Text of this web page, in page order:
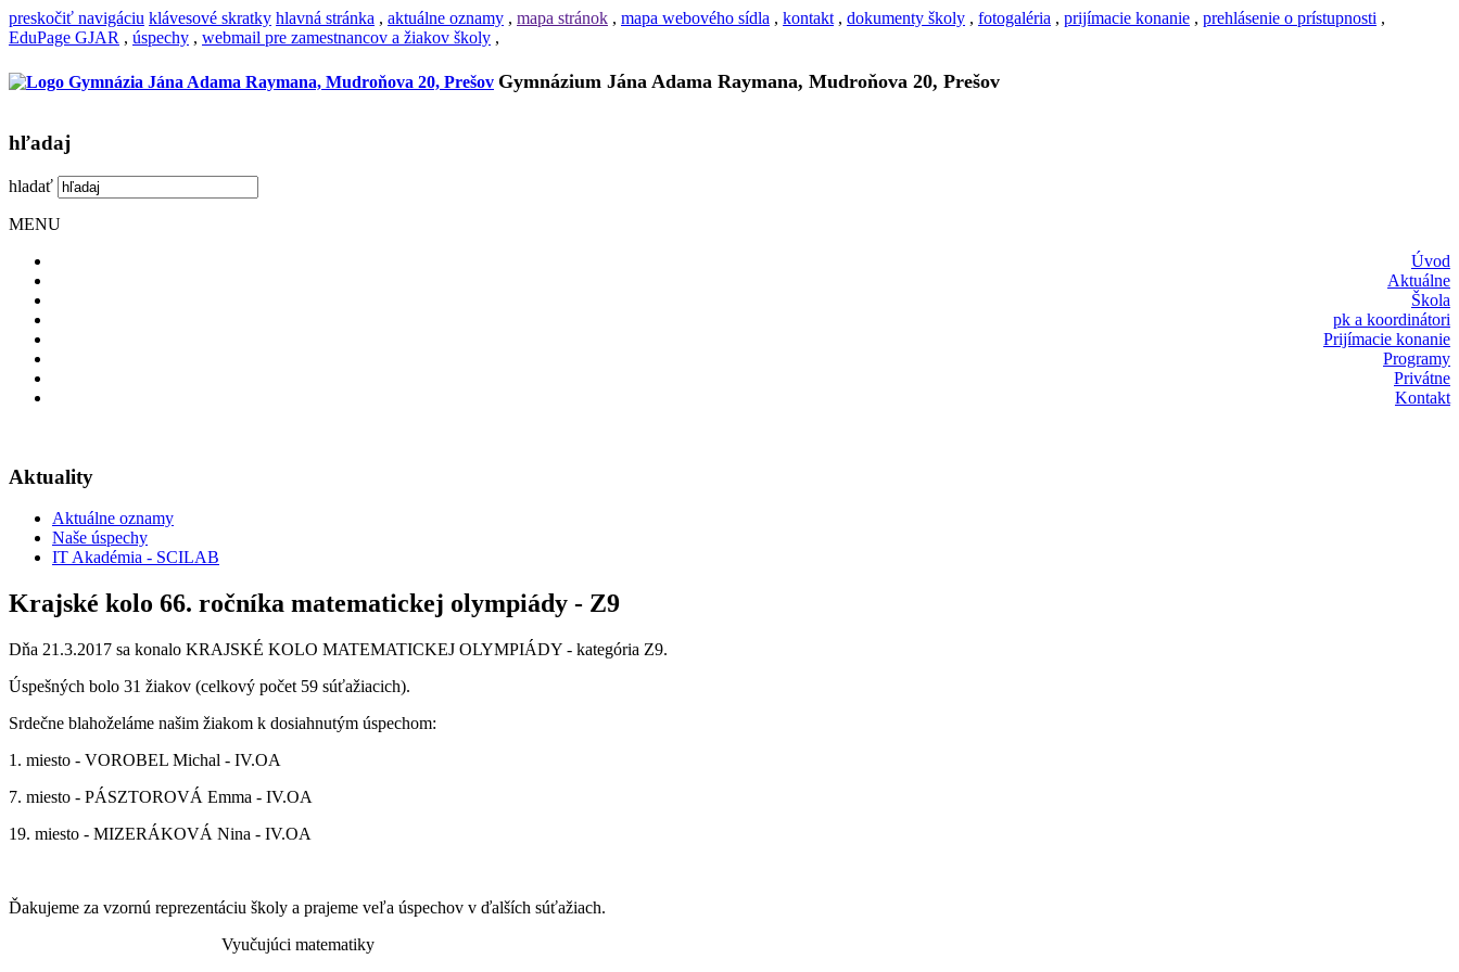
preskočiť navigáciu klávesové skratky hlavná stránka , aktuálne oznamy , mapa stránok , mapa webového sídla , kontakt , dokumenty školy , fotogaléria , prijímacie konanie , prehlásenie o prístupnosti ,
EduPage GJAR , úspechy , webmail pre zamestnancov a žiakov školy ,
Gymnázium Jána Adama Raymana, Mudroňova 20, Prešov
hľadaj
hladať
MENU
Úvod
Aktuálne
Škola
pk a koordinátori
Prijímacie konanie
Programy
Privátne
Kontakt
Aktuality
Aktuálne oznamy
Naše úspechy
IT Akadémia - SCILAB
Krajské kolo 66. ročníka matematickej olympiády - Z9
Dňa 21.3.2017 sa konalo KRAJSKÉ KOLO MATEMATICKEJ OLYMPIÁDY - kategória Z9.
Úspešných bolo 31 žiakov (celkový počet 59 súťažiacich).
Srdečne blahoželáme našim žiakom k dosiahnutým úspechom:
1. miesto - VOROBEL Michal - IV.OA
7. miesto - PÁSZTOROVÁ Emma - IV.OA
19. miesto - MIZERÁKOVÁ Nina - IV.OA
Ďakujeme za vzornú reprezentáciu školy a prajeme veľa úspechov v ďalších súťažiach.
Vyučujúci matematiky